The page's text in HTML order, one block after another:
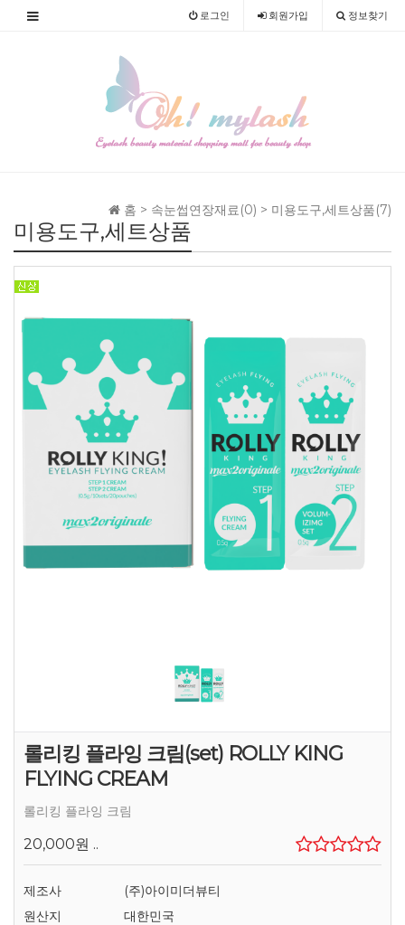
로그인 회원가입 정보찾기
홈 > 속눈썹연장재료(0) > 미용도구,세트상품(7)
미용도구,세트상품
롤리킹 플라잉 크림(set) ROLLY KING
FLYING CREAM
롤리킹 플라잉 크림
20,000원 ..
제조사
(주)아이미더뷰티
원산지
대한민국